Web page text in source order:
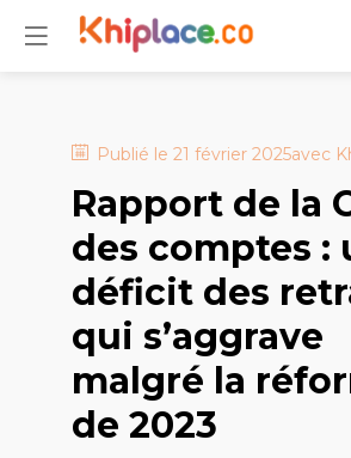
Publié le 21 février 2025avec
Rapport de la
des comptes :
déficit des
qui s’aggrave
malgré la
de 2023